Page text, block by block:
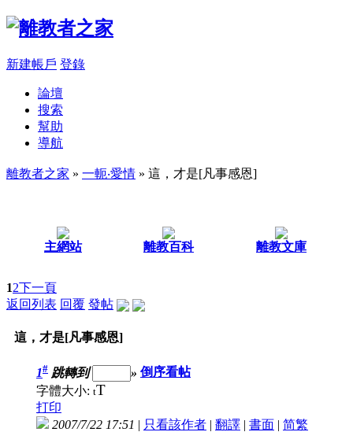
新建帳戶 登錄
論壇
搜索
幫助
導航
離教者之家 » 一軛‧愛情 » 這，才是[凡事感恩]
主網站 離教百科 離教文庫
12下一頁
返回列表 回覆 發帖
這，才是[凡事感恩]
1# 跳轉到 » 倒序看帖
字體大小: tT
打印
2007/7/22 17:51 | 只看該作者 | 翻譯 | 書面 | 简繁